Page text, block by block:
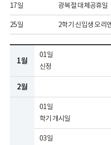
17일 광복절 대체공휴일
25일 2학기 신입생 오리
1월
01일
신정
2월
01일
학기 개시일
03일